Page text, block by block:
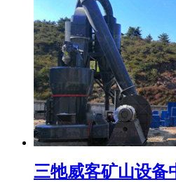
三牠威客矿山设备